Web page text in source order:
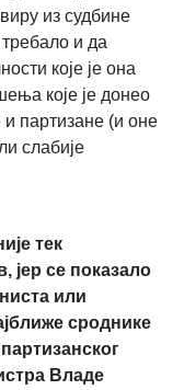
из судбине
и да
које је она
које је донео
и партизане (и оне
слабије
тек
јер се показало
или
сроднике
Владе